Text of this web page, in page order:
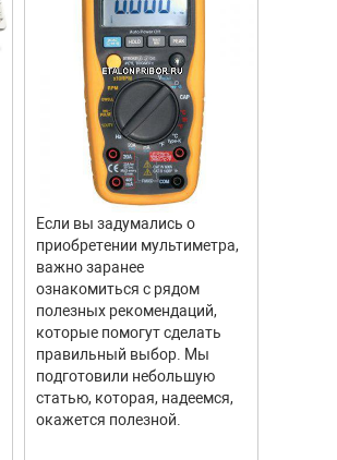
Если вы задумались о
приобретении мультиметра,
важно заранее
ознакомиться с рядом
полезных рекомендаций,
которые помогут сделать
правильный выбор. Мы
подготовили небольшую
статью, которая, надеемся,
окажется полезной.